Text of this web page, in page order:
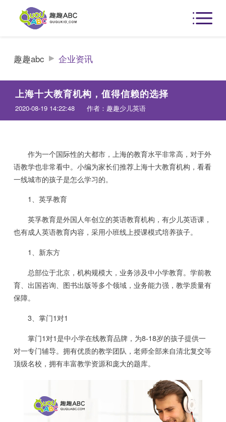
趣趣abc 企业资讯
上海十大教育机构，值得信赖的选择
2020-08-19 14:22:48 作者：趣趣少儿英语
作为一个国际性的大都市，上海的教育水平非常高，对于外
语教学也非常看中。小编为家长们推荐上海十大教育机构，看看
一线城市的孩子是怎么学习的。
1、英孚教育
英孚教育是外国人年创立的英语教育机构，有少儿英语课，
也有成人英语教育内容，采用小班线上授课模式培养孩子。
1、新东方
总部位于北京，机构规模大，业务涉及中小学教育。学前教
育、出国咨询、图书出版等多个领域，业务能力强，教学质量有
保障。
3、掌门1对1
掌门1对1是中小学在线教育品牌，为8-18岁的孩子提供一
对一专门辅导。拥有优质的教学团队，老师全部来自清北复交等
顶级名校，拥有丰富教学资源和庞大的题库。